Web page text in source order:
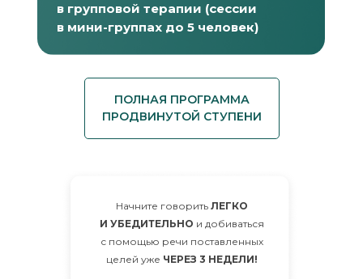
в групповой терапии (сессии
в мини-группах до 5 человек)
ПОЛНАЯ ПРОГРАММА
ПРОДВИНУТОЙ СТУПЕНИ
Урок «Почему мы боимся выступать
публично»
Урок «Формула уверенного выступления:
техника 3 П»
Начните говорить ЛЕГКО
И УБЕДИТЕЛЬНО и добиваться
с помощью речи поставленных
целей уже ЧЕРЕЗ 3 НЕДЕЛИ!